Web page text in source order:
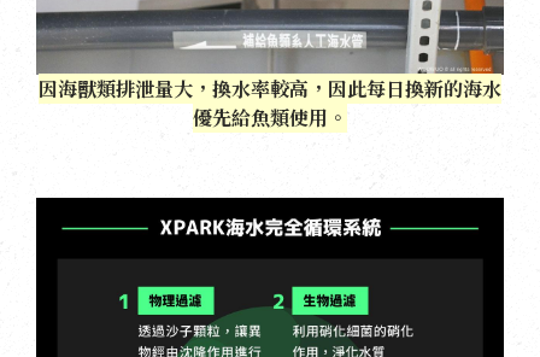
因海獸類排泄量大，換水率較高，因此每日換新的海水
優先給魚類使用。